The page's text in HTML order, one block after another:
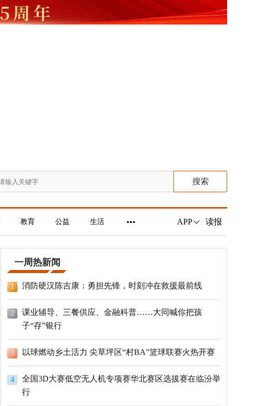
搜索
教育 公益 生活 APP 读报
一周热新闻
1 消防硬汉陈吉康：勇担先锋，时刻冲在救援最前线
2
课业辅导、三餐供应、金融科普……大同喊你把孩
子“存”银行
3 以球燃动乡土活力 尖草坪区“村BA”篮球联赛火热开赛
4
全国3D大赛低空无人机专项赛华北赛区选拔赛在临汾举
行